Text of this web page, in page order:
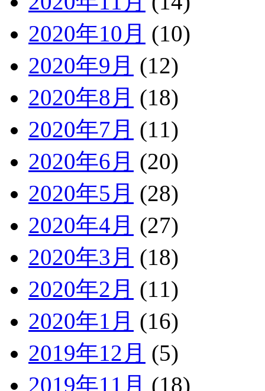
2020年10月 (10)
2020年9月 (12)
2020年8月 (18)
2020年7月 (11)
2020年6月 (20)
2020年5月 (28)
2020年4月 (27)
2020年3月 (18)
2020年2月 (11)
2020年1月 (16)
2019年12月 (5)
2019年11月 (18)